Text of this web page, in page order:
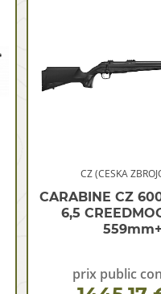
CZ (CESKA
CARABINE CZ
6,5
559mm+
prix public